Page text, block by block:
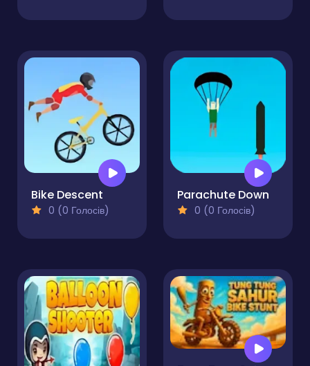
Bike Descent
0 (0 Голосів)
Parachute Down
0 (0 Голосів)